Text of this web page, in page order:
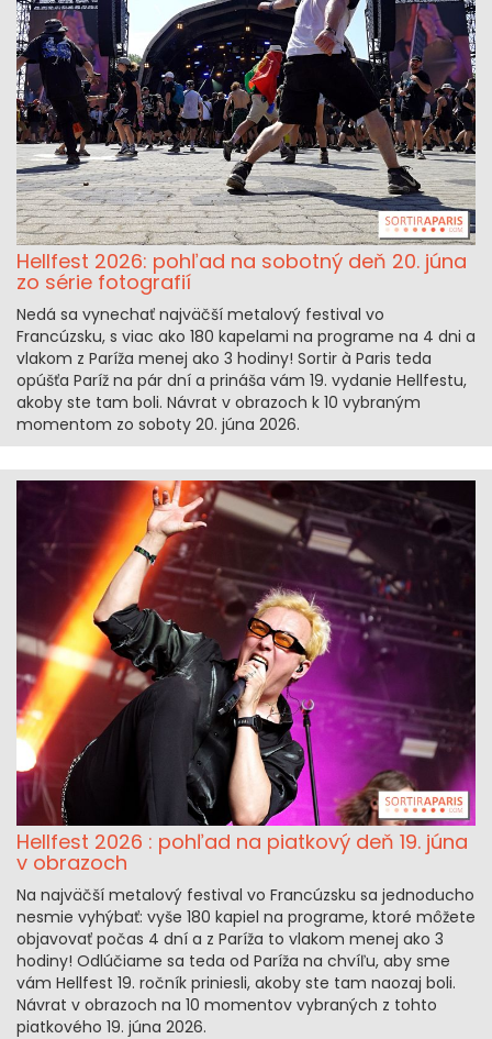
Hellfest 2026: pohľad na sobotný deň 20. júna
zo série fotografií
Nedá sa vynechať najväčší metalový festival vo
Francúzsku, s viac ako 180 kapelami na programe na 4 dni a
vlakom z Paríža menej ako 3 hodiny! Sortir à Paris teda
opúšťa Paríž na pár dní a prináša vám 19. vydanie Hellfestu,
akoby ste tam boli. Návrat v obrazoch k 10 vybraným
momentom zo soboty 20. júna 2026.
Hellfest 2026 : pohľad na piatkový deň 19. júna
v obrazoch
Na najväčší metalový festival vo Francúzsku sa jednoducho
nesmie vyhýbať: vyše 180 kapiel na programe, ktoré môžete
objavovať počas 4 dní a z Paríža to vlakom menej ako 3
hodiny! Odlúčiame sa teda od Paríža na chvíľu, aby sme
vám Hellfest 19. ročník priniesli, akoby ste tam naozaj boli.
Návrat v obrazoch na 10 momentov vybraných z tohto
piatkového 19. júna 2026.